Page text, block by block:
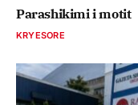
Parashikimi i motit
KRYESORE